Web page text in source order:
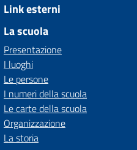
Link esterni
La scuola
Presentazione
I luoghi
Le persone
I numeri della scuola
Le carte della scuola
Organizzazione
La storia